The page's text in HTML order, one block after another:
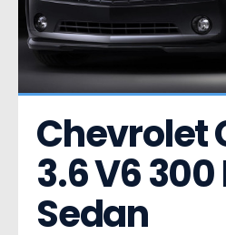
Chevrolet
3.6 V6 300
Sedan